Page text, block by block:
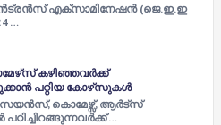
എ​ക്സാ​മി​നേ​ഷ​ൻ (ജെ.​ഇ.​ഇ
…
കഴിഞ്ഞവർക്ക്
പറ്റിയ കോഴ്‌സുകൾ
കൊമേഴ്സ്, ആർട്സ്
…